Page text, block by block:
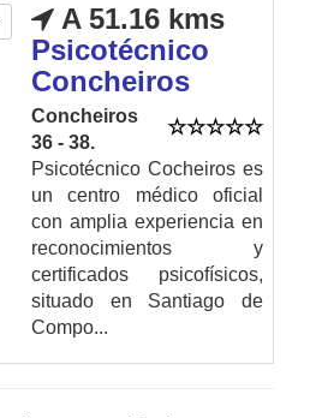
A 51.16 kms
Psicotécnico
Concheiros
Concheiros
36 - 38.
Psicotécnico Cocheiros es
un centro médico oficial
con amplia experiencia en
reconocimientos y
certificados psicofísicos,
situado en Santiago de
Compo...